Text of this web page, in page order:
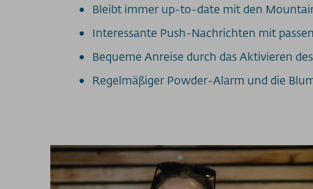
Bleibt immer up-to-date mit den
Interessante Push-Nachrichten mit
Bequeme Anreise durch das Aktivieren
Regelmäßiger Powder-Alarm und die